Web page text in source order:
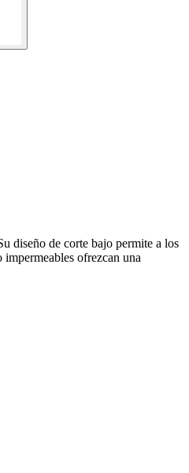
diseño de corte bajo permite a los
ofrezcan una